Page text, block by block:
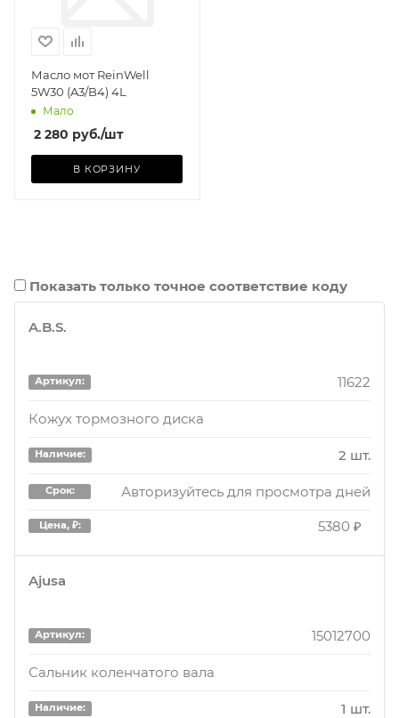
Масло мот ReinWell
5W30 (A3/B4) 4L
Мало
2 280 руб./шт
В КОРЗИНУ
Показать только точное соответствие коду
A.B.S.
Артикул: 11622
Кожух тормозного диска
Наличие: 2 шт.
Срок: Авторизуйтесь для просмотра дней
Цена, ₽: 5380 ₽
Ajusa
Артикул: 15012700
Сальник коленчатого вала
Наличие: 1 шт.